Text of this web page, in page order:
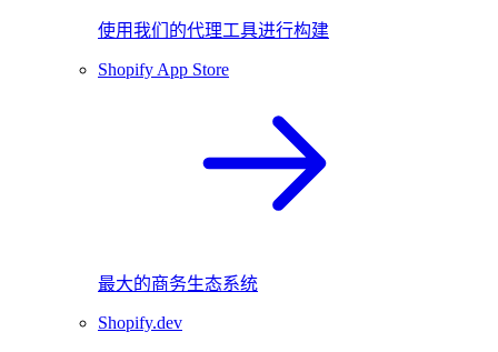
使用我们的代理工具进行构建
Shopify App Store
最大的商务生态系统
Shopify.dev